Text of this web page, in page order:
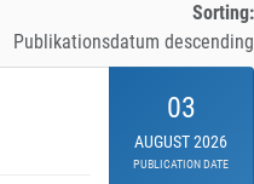
Sorting:
Publikationsdatum descending
03
AUGUST 2026
PUBLICATION DATE